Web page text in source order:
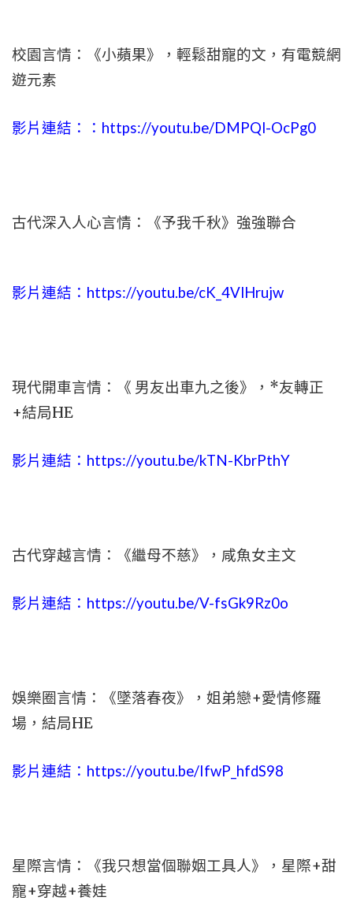
校園言情：《小蘋果》，輕鬆甜寵的文，有電競網
遊元素
影片連結：： https://youtu.be/DMPQl-OcPg0
古代深入人心言情：《予我千秋》強強聯合
影片連結： https://youtu.be/cK_4VlHrujw
現代開車言情：《 男友出車九之後》，*友轉正
+結局HE
影片連結： https://youtu.be/kTN-KbrPthY
古代穿越言情：《繼母不慈》，咸魚女主文
影片連結： https://youtu.be/V-fsGk9Rz0o
娛樂圈言情：《墜落春夜》，姐弟戀+愛情修羅
場，結局HE
影片連結： https://youtu.be/IfwP_hfdS98
星際言情：《我只想當個聯姻工具人》，星際+甜
寵+穿越+養娃